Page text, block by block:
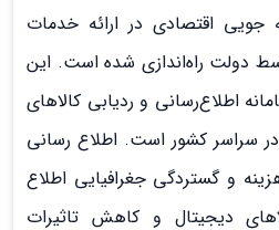
اقتصادی در ارائه خدمات
دولت راه‌اندازی شده است. این
اطلاع‌رسانی و ردیابی کالاهای
سراسر کشور است‌. اطلاع رسانی
و گستردگی جغرافیایی اطلاع
دیجیتال و کاهش تاثیرات